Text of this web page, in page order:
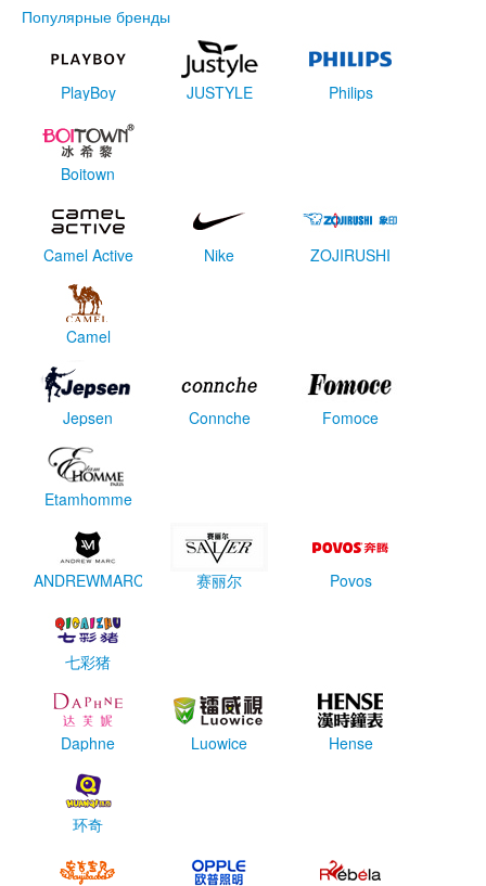
Популярные бренды
PlayBoy JUSTYLE Philips
Boitown
Camel Active Nike ZOJIRUSHI
Camel
Jepsen Connche Fomoce
Etamhomme
ANDREWMARC 赛丽尔 Povos
七彩猪
Daphne Luowice Hense
环奇